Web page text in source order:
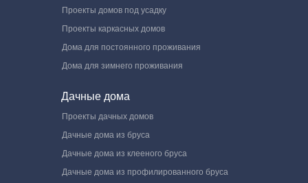
Проекты домов под усадку
Проекты каркасных домов
Дома для постоянного проживания
Дома для зимнего проживания
Дачные дома
Проекты дачных домов
Дачные дома из бруса
Дачные дома из клееного бруса
Дачные дома из профилированного бруса